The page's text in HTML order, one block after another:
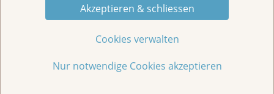
Akzeptieren & schliessen
Cookies verwalten
Nur notwendige Cookies akzeptieren
Jede Geschichte zählt